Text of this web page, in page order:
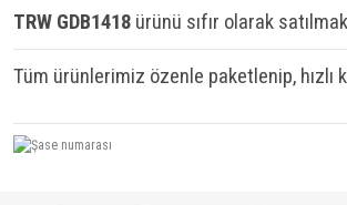
TRW GDB1418 ürünü sıfır olarak
Tüm ürünlerimiz özenle paketlenip,